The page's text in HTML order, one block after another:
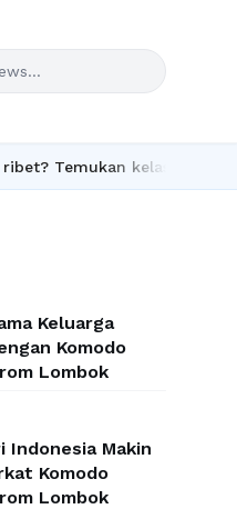
kelas seru dan materi
Keluarga
Komodo
Lombok
Indonesia Makin
Komodo
Lombok